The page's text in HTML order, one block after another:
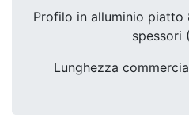
Profilo in alluminio
spessori
Lunghezza